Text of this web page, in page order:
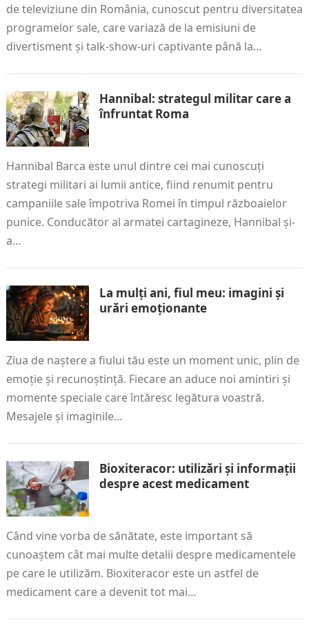
de televiziune din România, cunoscut pentru diversitatea
programelor sale, care variază de la emisiuni de
divertisment și talk-show-uri captivante până la…
Hannibal: strategul militar care a
înfruntat Roma
Hannibal Barca este unul dintre cei mai cunoscuți
strategi militari ai lumii antice, fiind renumit pentru
campaniile sale împotriva Romei în timpul războaielor
punice. Conducător al armatei cartagineze, Hannibal și-
a…
La mulți ani, fiul meu: imagini și
urări emoționante
Ziua de naștere a fiului tău este un moment unic, plin de
emoție și recunoștință. Fiecare an aduce noi amintiri și
momente speciale care întăresc legătura voastră.
Mesajele și imaginile…
Bioxiteracor: utilizări și informații
despre acest medicament
Când vine vorba de sănătate, este important să
cunoaștem cât mai multe detalii despre medicamentele
pe care le utilizăm. Bioxiteracor este un astfel de
medicament care a devenit tot mai…